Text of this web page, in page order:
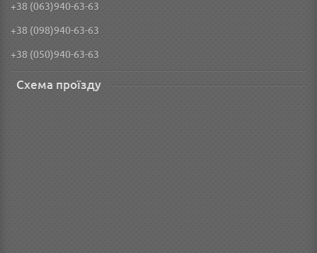
+38 (063)940-63-63
+38 (098)940-63-63
+38 (050)940-63-63
Схема проїзду